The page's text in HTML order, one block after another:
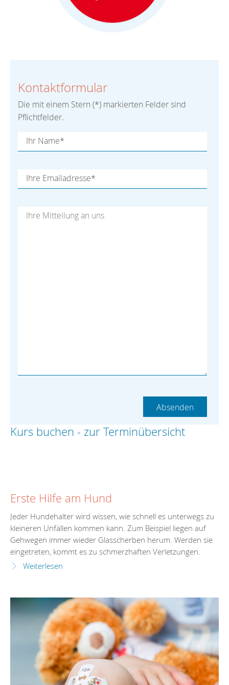
Kontaktformular
Die mit einem Stern (*) markierten Felder sind
Pflichtfelder.
Ihr Name*
Ihre Emailadresse*
Kurs buchen - zur Terminübersicht
Erste Hilfe am Hund
Jeder Hundehalter wird wissen, wie schnell es unterwegs zu
kleineren Unfällen kommen kann. Zum Beispiel liegen auf
Gehwegen immer wieder Glasscherben herum. Werden sie
eingetreten, kommt es zu schmerzhaften Verletzungen.
Weiterlesen